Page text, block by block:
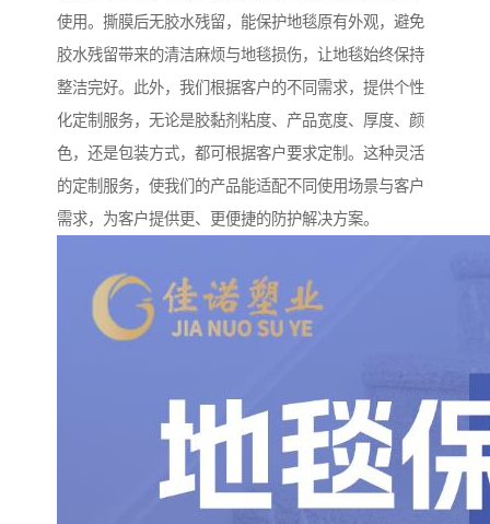
使用。撕膜后无胶水残留，能保护地毯原有外观，避免
胶水残留带来的清洁麻烦与地毯损伤，让地毯始终保持
整洁完好。此外，我们根据客户的不同需求，提供个性
化定制服务，无论是胶黏剂粘度、产品宽度、厚度、颜
色，还是包装方式，都可根据客户要求定制。这种灵活
的定制服务，使我们的产品能适配不同使用场景与客户
需求，为客户提供更、更便捷的防护解决方案。